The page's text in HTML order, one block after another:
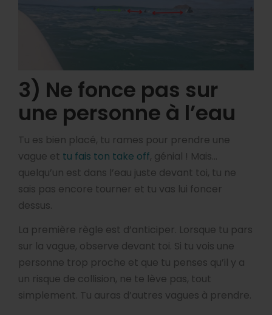
3) Ne fonce pas sur
une personne à l’eau
Tu es bien placé, tu rames pour prendre une
vague et tu fais ton take off, génial ! Mais…
quelqu’un est dans l’eau juste devant toi, tu ne
sais pas encore tourner et tu vas lui foncer
dessus.
La première règle est d’anticiper. Lorsque tu pars
sur la vague, observe devant toi. Si tu vois une
personne trop proche et que tu penses qu’il y a
un risque de collision, ne te lève pas, tout
simplement. Tu auras d’autres vagues à prendre.